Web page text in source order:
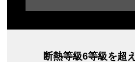
断熱等級6等級を超